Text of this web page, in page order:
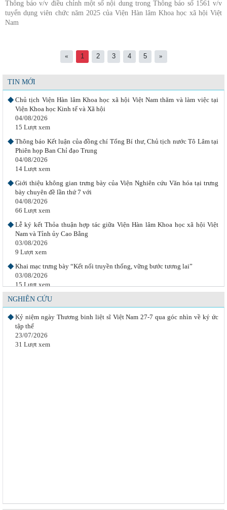
Thông báo v/v điều chỉnh một số nội dung trong Thông báo số 1561 v/v
tuyển dụng viên chức năm 2025 của Viện Hàn lâm Khoa học xã hội Việt
Nam
« 1 2 3 4 5 »
TIN MỚI
10 Lượt xem
Hội thảo khoa học quốc tế: “Nền kinh tế độc lập, tự chủ: Sáng kiến của
Cộng hòa Dân chủ Nhân dân
Viện Hàn lâm Khoa học xã hội Việt Nam và Học viện Chính trị và Hành
05/08/2026
9 Lượt xem
Chủ tịch Viện Hàn lâm Khoa học xã hội Việt Nam thăm và làm việc tại
Viện Khoa học Kinh tế và Xã hội
04/08/2026
15 Lượt xem
Thông báo Kết luận của đồng chí Tổng Bí thư, Chủ tịch nước Tô Lâm tại
Phiên họp Ban Chỉ đạo Trung
04/08/2026
14 Lượt xem
Giới thiệu không gian trưng bày của Viện Nghiên cứu Văn hóa tại trưng
bày chuyên đề lần thứ 7 với
04/08/2026
66 Lượt xem
Lễ ký kết Thỏa thuận hợp tác giữa Viện Hàn lâm Khoa học xã hội Việt
Nam và Tỉnh ủy Cao Bằng
03/08/2026
9 Lượt xem
Khai mạc trưng bày “Kết nối truyền thống, vững bước tương lai”
03/08/2026
15 Lượt xem
NGHIÊN CỨU
Định hình và tái định hình “con người văn hóa” trong quá trình xây dựng
và phát triển văn hóa, con
67 Lượt xem
Di sản hóa: thương thảo giữa di sản, bản sắc và chính trị trong xã hội Việt
Nam đương đại
49 Lượt xem
Về khái niệm văn hóa doanh nhân: thực tiễn và thách thức ở Việt Nam
09/07/2026
34 Lượt xem
Quyết định sinh con của thanh niên Việt Nam trong không gian riêng tư
hiện đại
16/07/2026
"Huyền thoại và tạo dựng huyền thoại trong du lịch": quá trình tái cấu
trúc biểu tượng Nàng Han và
28/07/2026
31 Lượt xem
Kỷ niệm ngày Thương binh liệt sĩ Việt Nam 27-7 qua góc nhìn về ký ức
tập thể
23/07/2026
31 Lượt xem
Đa dạng văn hóa trong đời sống xã hội đương đại